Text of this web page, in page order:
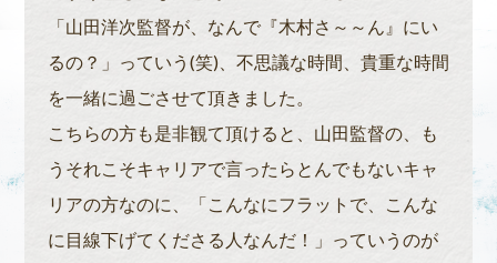
「山田洋次監督が、なんで『木村さ～～ん』にい
るの？」っていう(笑)、不思議な時間、貴重な時間
を一緒に過ごさせて頂きました。
こちらの方も是非観て頂けると、山田監督の、も
うそれこそキャリアで言ったらとんでもないキャ
リアの方なのに、「こんなにフラットで、こんな
に目線下げてくださる人なんだ！」っていうのが